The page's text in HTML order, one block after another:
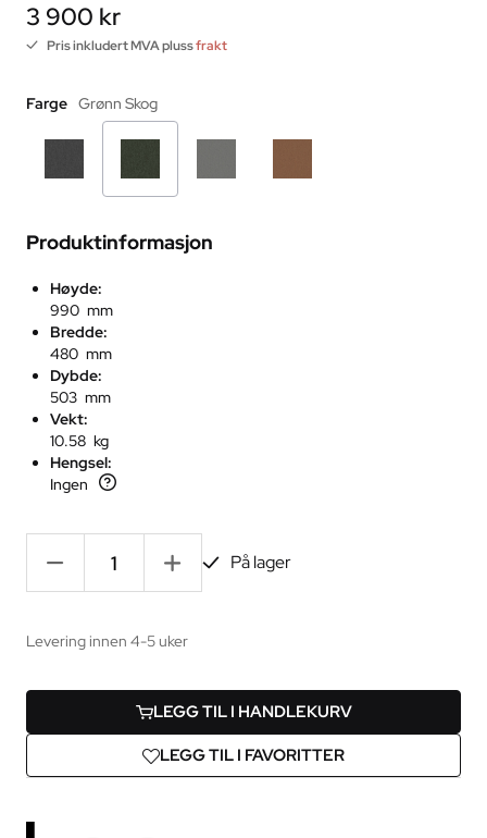
3 900 kr
Pris inkludert MVA plussfrakt
Farge Grønn Skog
Produktinformasjon
Høyde:
990 mm
Bredde:
480 mm
Dybde:
503 mm
Vekt:
10.58 kg
Hengsel:
Ingen
- + På lager
Levering innen 4-5 uker
LEGG TIL I HANDLEKURV
LEGG TIL I FAVORITTER